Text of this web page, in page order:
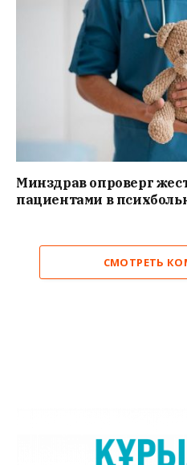
Минздрав опроверг
пациентами в
СМОТРЕТЬ